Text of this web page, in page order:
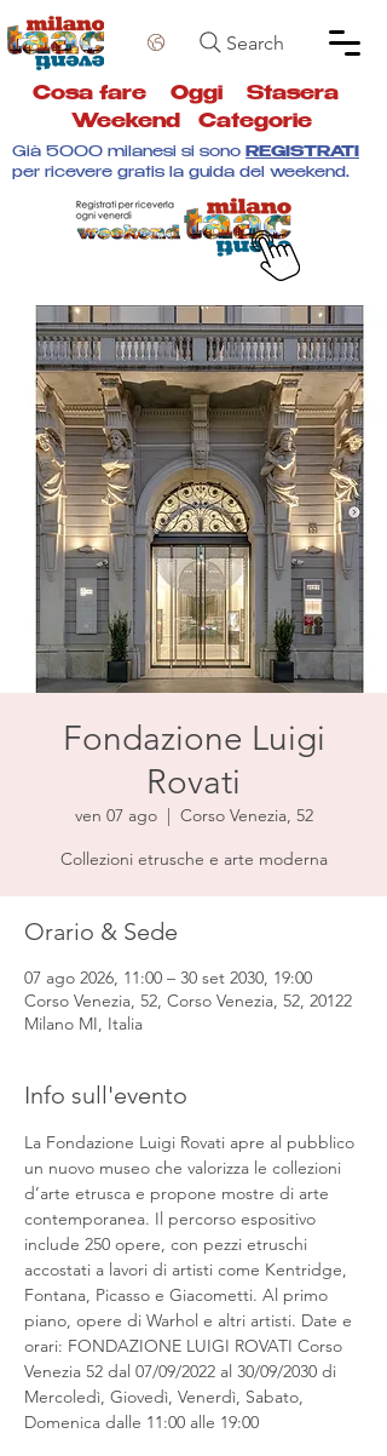
Search
Cosa fare Oggi Stasera
Weekend
Categorie
Già 5000 milanesi si sono REGISTRATI
per ricevere gratis la guida del weekend.
Fondazione Luigi
Rovati
ven 07 ago
  |
Corso Venezia, 52
Collezioni etrusche e arte moderna
Orario & Sede
07 ago 2026, 11:00 – 30 set 2030, 19:00
Corso Venezia, 52, Corso Venezia, 52, 20122
Milano MI, Italia
Info sull'evento
La Fondazione Luigi Rovati apre al pubblico
un nuovo museo che valorizza le collezioni
d’arte etrusca e propone mostre di arte
contemporanea. Il percorso espositivo
include 250 opere, con pezzi etruschi
accostati a lavori di artisti come Kentridge,
Fontana, Picasso e Giacometti. Al primo
piano, opere di Warhol e altri artisti. Date e
orari: FONDAZIONE LUIGI ROVATI Corso
Venezia 52 dal 07/09/2022 al 30/09/2030 di
Mercoledì, Giovedì, Venerdì, Sabato,
Domenica dalle 11:00 alle 19:00